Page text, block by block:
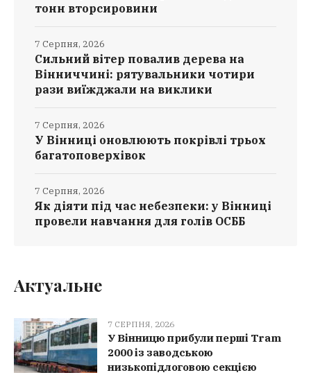
тонн вторсировини
Сильний вітер повалив дерева на
Вінниччині: рятувальники чотири
рази виїжджали на виклики
7 Серпня, 2026
У Вінниці оновлюють покрівлі трьох
багатоповерхівок
7 Серпня, 2026
Як діяти під час небезпеки: у Вінниці
провели навчання для голів ОСББ
7 Серпня, 2026
Актуальне
7 СЕРПНЯ, 2026
У Вінницю прибули перші Tram
2000 із заводською
низькопідлоговою секцією